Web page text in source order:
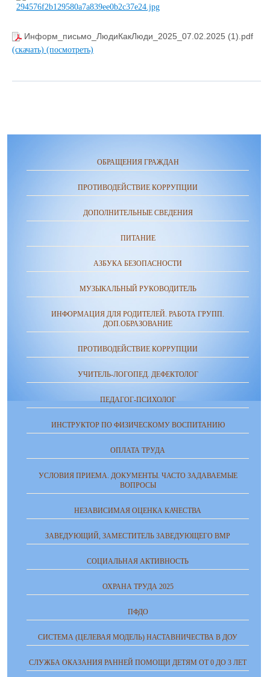
Информ_письмо_ЛюдиКакЛюди_2025_07.02.2025 (1).pdf
(скачать) (посмотреть)
ОБРАЩЕНИЯ ГРАЖДАН
ПРОТИВОДЕЙСТВИЕ КОРРУПЦИИ
ДОПОЛНИТЕЛЬНЫЕ СВЕДЕНИЯ
ПИТАНИЕ
АЗБУКА БЕЗОПАСНОСТИ
МУЗЫКАЛЬНЫЙ РУКОВОДИТЕЛЬ
ИНФОРМАЦИЯ ДЛЯ РОДИТЕЛЕЙ. РАБОТА ГРУПП.
ДОП.ОБРАЗОВАНИЕ
ПРОТИВОДЕЙСТВИЕ КОРРУПЦИИ
УЧИТЕЛЬ-ЛОГОПЕД. ДЕФЕКТОЛОГ
ПЕДАГОГ-ПСИХОЛОГ
ИНСТРУКТОР ПО ФИЗИЧЕСКОМУ ВОСПИТАНИЮ
ОПЛАТА ТРУДА
УСЛОВИЯ ПРИЕМА. ДОКУМЕНТЫ. ЧАСТО ЗАДАВАЕМЫЕ
ВОПРОСЫ
НЕЗАВИСИМАЯ ОЦЕНКА КАЧЕСТВА
ЗАВЕДУЮЩИЙ, ЗАМЕСТИТЕЛЬ ЗАВЕДУЮЩЕГО ВМР
СОЦИАЛЬНАЯ АКТИВНОСТЬ
ОХРАНА ТРУДА 2025
ПФДО
СИСТЕМА (ЦЕЛЕВАЯ МОДЕЛЬ) НАСТАВНИЧЕСТВА В ДОУ
СЛУЖБА ОКАЗАНИЯ РАННЕЙ ПОМОЩИ ДЕТЯМ ОТ 0 ДО 3 ЛЕТ